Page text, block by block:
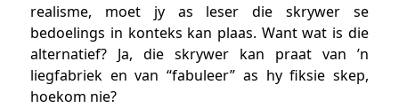
realisme, moet jy as leser die skrywer se
bedoelings in konteks kan plaas. Want wat is die
alternatief? Ja, die skrywer kan praat van ’n
liegfabriek en van “fabuleer” as hy fiksie skep,
hoekom nie?